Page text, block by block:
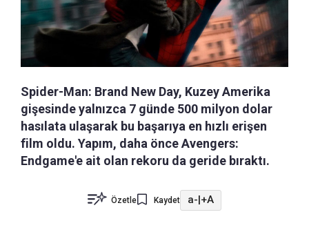
Spider-Man: Brand New Day, Kuzey Amerika
gişesinde yalnızca 7 günde 500 milyon dolar
hasılata ulaşarak bu başarıya en hızlı erişen
film oldu. Yapım, daha önce Avengers:
Endgame'e ait olan rekoru da geride bıraktı.
Özetle Kaydet a-|+A